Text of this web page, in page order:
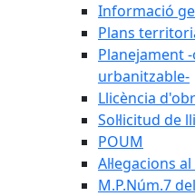
Informació
Plans
Planejament
urbanitzable-
Llicència
Sol·licitud de
POUM
Al·legacions
M.P.Núm.7